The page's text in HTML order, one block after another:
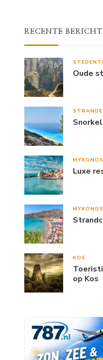
RECENTE
Oude
MYKONOS
Luxe
MYKONOS
KOS
op Kos